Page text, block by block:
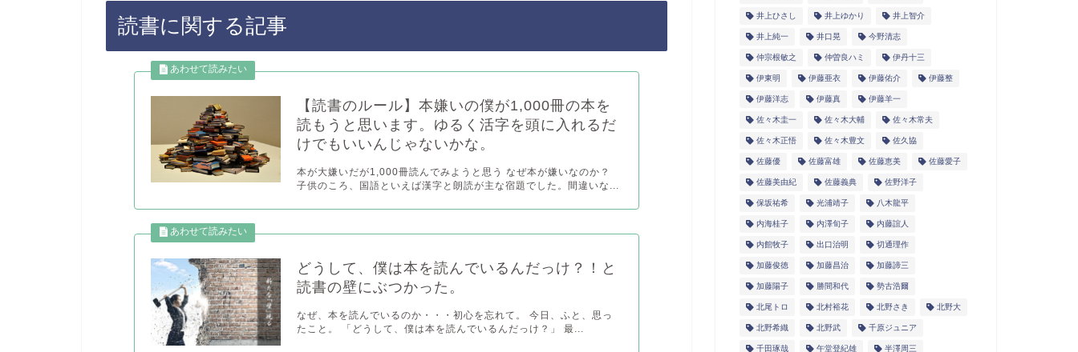
読書に関する記事
【読書のルール】本嫌いの僕が1,000冊の本を
読もうと思います。ゆるく活字を頭に入れるだ
けでもいいんじゃないかな。
本が大嫌いだが1,000冊読んでみようと思う なぜ本が嫌いなのか？
子供のころ、国語といえば漢字と朗読が主な宿題でした。間違いな...
どうして、僕は本を読んでいるんだっけ？！と
読書の壁にぶつかった。
なぜ、本を読んでいるのか・・・初心を忘れて。 今日、ふと、思っ
たこと。 「どうして、僕は本を読んでいるんだっけ？」 最...
井上ひさし 井上ゆかり 井上智介
井上純一 井口晃 今野清志
仲宗根敏之 仲曽良ハミ 伊丹十三
伊東明 伊藤亜衣 伊藤佑介 伊藤整
伊藤洋志 伊藤真 伊藤羊一
佐々木圭一 佐々木大輔 佐々木常夫
佐々木正悟 佐々木豊文 佐久協
佐藤優 佐藤富雄 佐藤恵美 佐藤愛子
佐藤美由紀 佐藤義典 佐野洋子
保坂祐希 光浦靖子 八木龍平
内海桂子 内澤旬子 内藤誼人
内館牧子 出口治明 切通理作
加藤俊徳 加藤昌治 加藤諦三
加藤陽子 勝間和代 勢古浩爾
北尾トロ 北村裕花 北野さき 北野大
北野希織 北野武 千原ジュニア
千田琢哉 午堂登紀雄 半澤周三